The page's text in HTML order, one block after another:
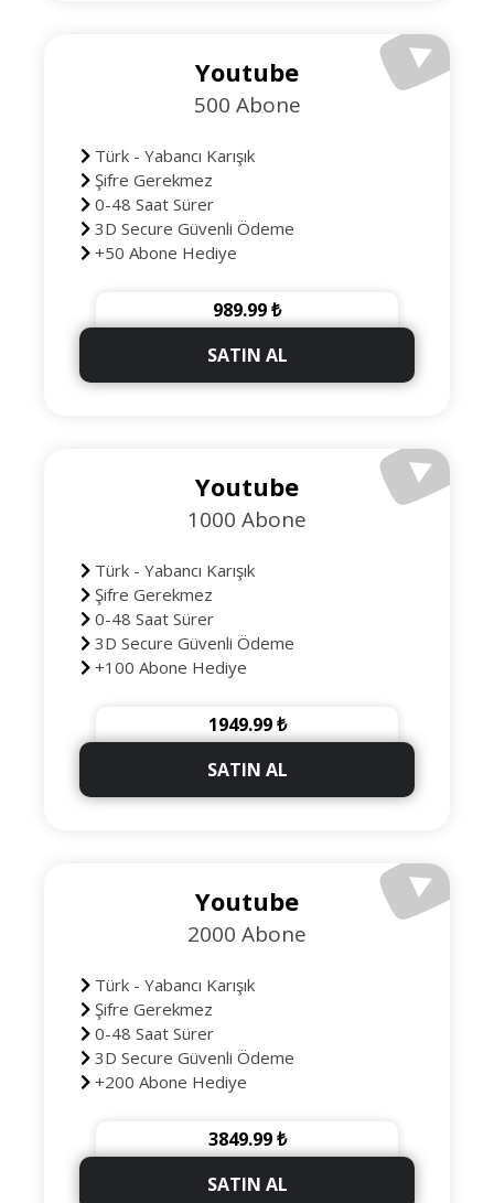
Youtube
500 Abone
Türk - Yabancı Karışık
Şifre Gerekmez
0-48 Saat Sürer
3D Secure Güvenli Ödeme
+50 Abone Hediye
989.99 ₺
SATIN AL
Youtube
1000 Abone
Türk - Yabancı Karışık
Şifre Gerekmez
0-48 Saat Sürer
3D Secure Güvenli Ödeme
+100 Abone Hediye
1949.99 ₺
SATIN AL
Youtube
2000 Abone
Türk - Yabancı Karışık
Şifre Gerekmez
0-48 Saat Sürer
3D Secure Güvenli Ödeme
+200 Abone Hediye
3849.99 ₺
SATIN AL